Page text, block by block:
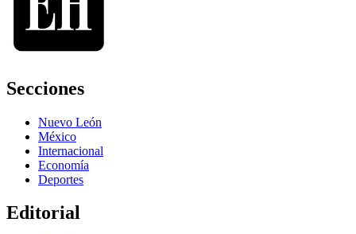
Secciones
Nuevo León
México
Internacional
Economía
Deportes
Editorial